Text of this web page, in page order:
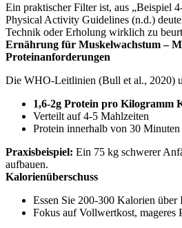
Ein praktischer Filter ist, aus „Beispiel
Physical Activity Guidelines (n.d.)
Technik oder Erholung wirklich zu
Ernährung für Muskelwachstum –
Proteinanforderungen
Die WHO-Leitlinien (Bull et al., 2020)
1,6-2g Protein pro Kilogramm
Verteilt auf 4-5 Mahlzeiten
Protein innerhalb von 30
Praxisbeispiel: Ein 75 kg schwerer
aufbauen.
Kalorienüberschuss
Essen Sie 200-300 Kalorien
Fokus auf Vollwertkost,